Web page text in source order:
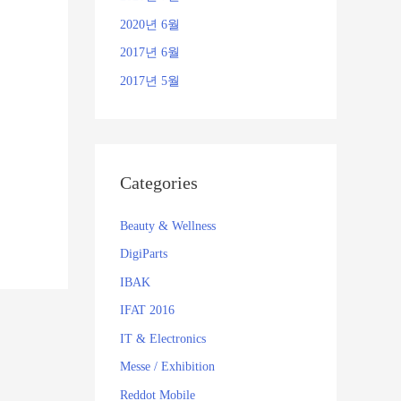
2020년 6월
2017년 6월
2017년 5월
Categories
Beauty & Wellness
DigiParts
IBAK
IFAT 2016
IT & Electronics
Messe / Exhibition
Reddot Mobile